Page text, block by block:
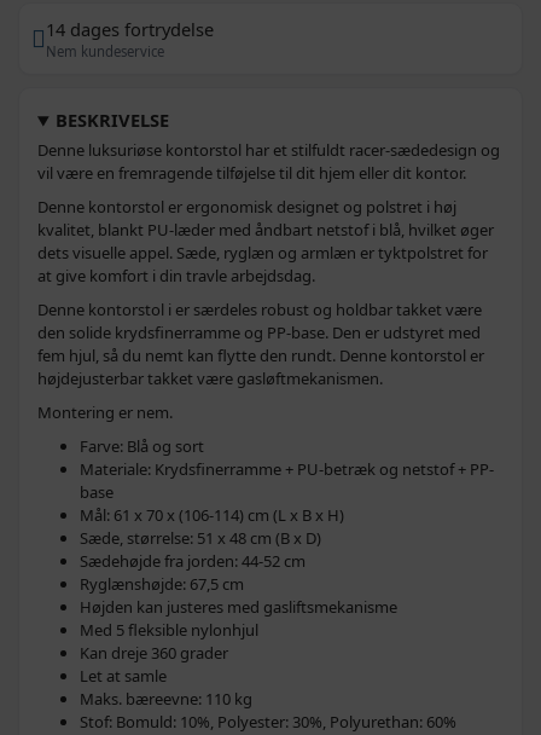
14 dages fortrydelse
Nem kundeservice
BESKRIVELSE
Denne luksuriøse kontorstol har et stilfuldt racer-sædedesign og
vil være en fremragende tilføjelse til dit hjem eller dit kontor.
Denne kontorstol er ergonomisk designet og polstret i høj
kvalitet, blankt PU-læder med åndbart netstof i blå, hvilket øger
dets visuelle appel. Sæde, ryglæn og armlæn er tyktpolstret for
at give komfort i din travle arbejdsdag.
Denne kontorstol i er særdeles robust og holdbar takket være
den solide krydsfinerramme og PP-base. Den er udstyret med
fem hjul, så du nemt kan flytte den rundt. Denne kontorstol er
højdejusterbar takket være gasløftmekanismen.
Montering er nem.
Farve: Blå og sort
Materiale: Krydsfinerramme + PU-betræk og netstof + PP-
base
Mål: 61 x 70 x (106-114) cm (L x B x H)
Sæde, størrelse: 51 x 48 cm (B x D)
Sædehøjde fra jorden: 44-52 cm
Ryglænshøjde: 67,5 cm
Højden kan justeres med gasliftsmekanisme
Med 5 fleksible nylonhjul
Kan dreje 360 grader
Let at samle
Maks. bæreevne: 110 kg
Stof: Bomuld: 10%, Polyester: 30%, Polyurethan: 60%